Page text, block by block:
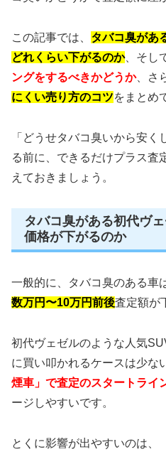
この記事では、 タバコ臭があ
どれくらい下がるのか、そし
ングをするべきかどうか、さ
にくい売り方のコツをまとめ
「どうせタバコ臭いから安
る前に、できるだけプラス査
えておきましょう。
タバコ臭がある初代ヴ
価格が下がるのか
一般的に、タバコ臭のある車
数万円〜10万円前後査定額が
初代ヴェゼルのような人気
に買い叩かれるケースは少な
煙車」で査定のスタートライ
ージしやすいです。
とくに影響が出やすいのは、